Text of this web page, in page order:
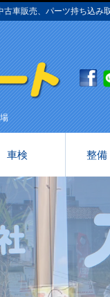
車販売、パーツ持ち込み
車検 整備